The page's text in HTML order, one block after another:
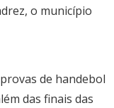
o município
de handebol
das finais das